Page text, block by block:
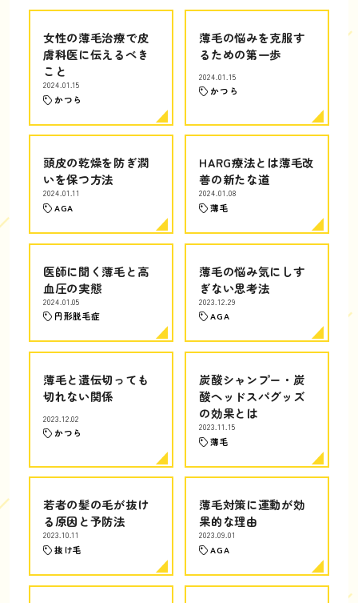
女性の薄毛治療で皮
膚科医に伝えるべき
こと
2024.01.15
かつら
薄毛の悩みを克服す
るための第一歩
2024.01.15
かつら
頭皮の乾燥を防ぎ潤
いを保つ方法
2024.01.11
AGA
HARG療法とは薄毛改
善の新たな道
2024.01.08
薄毛
医師に聞く薄毛と高
血圧の実態
2024.01.05
円形脱毛症
薄毛の悩み気にしす
ぎない思考法
2023.12.29
AGA
薄毛と遺伝切っても
切れない関係
2023.12.02
かつら
炭酸シャンプー・炭
酸ヘッドスパグッズ
の効果とは
2023.11.15
薄毛
若者の髪の毛が抜け
る原因と予防法
2023.10.11
抜け毛
薄毛対策に運動が効
果的な理由
2023.09.01
AGA